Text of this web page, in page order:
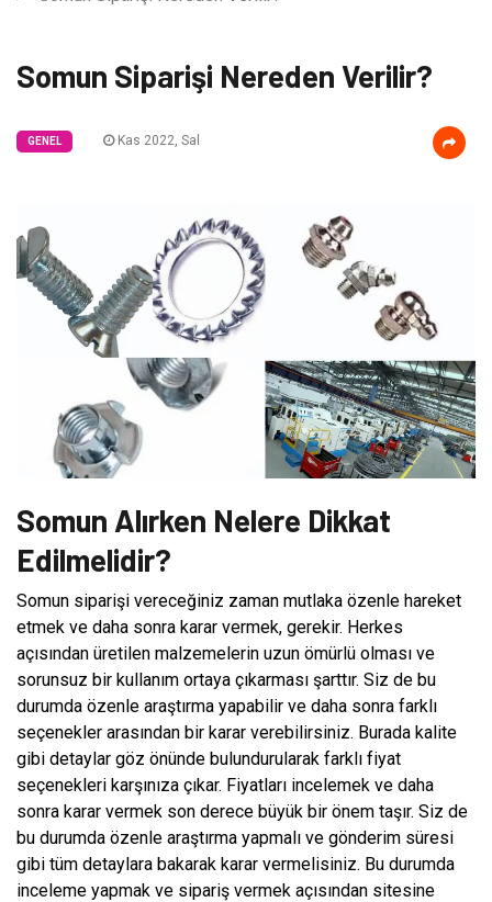
Somun Siparişi Nereden Verilir?
GENEL Kas 2022, Sal
Somun Alırken Nelere Dikkat
Edilmelidir?
Somun siparişi vereceğiniz zaman mutlaka özenle hareket
etmek ve daha sonra karar vermek, gerekir. Herkes
açısından üretilen malzemelerin uzun ömürlü olması ve
sorunsuz bir kullanım ortaya çıkarması şarttır. Siz de bu
durumda özenle araştırma yapabilir ve daha sonra farklı
seçenekler arasından bir karar verebilirsiniz. Burada kalite
gibi detaylar göz önünde bulundurularak farklı fiyat
seçenekleri karşınıza çıkar. Fiyatları incelemek ve daha
sonra karar vermek son derece büyük bir önem taşır. Siz de
bu durumda özenle araştırma yapmalı ve gönderim süresi
gibi tüm detaylara bakarak karar vermelisiniz. Bu durumda
inceleme yapmak ve sipariş vermek açısından sitesine